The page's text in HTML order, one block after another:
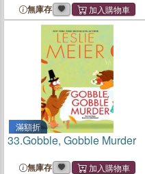
無庫存
滿額折
33.Gobble, Gobble Murder
無庫存